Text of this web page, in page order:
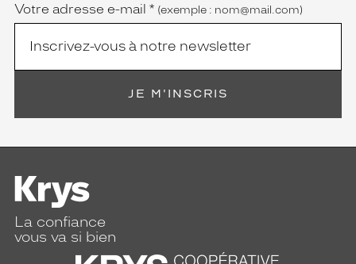
Votre adresse e-mail * (exemple : nom@mail.com)
JE M'INSCRIS
La confiance
vous va si bien